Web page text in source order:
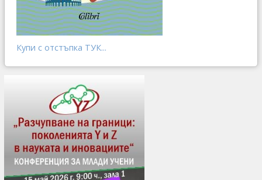
Купи с отстъпка ТУК...